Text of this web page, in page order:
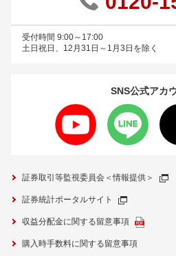
受付時間 9:00～17:00
土日祝日、12月31日～1月3日を除く
SNS公式アカ
証券取引等監視委員会＜情報提供＞
証券統計ポータルサイト
収益分配金に関する留意事項
購入時手数料に関する留意事項